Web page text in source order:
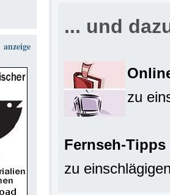
anzeige
... und
zu
Fernseh-Tipps
zu